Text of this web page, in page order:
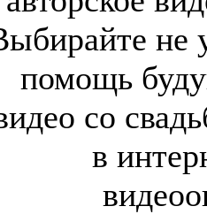
не
помощь
со
в